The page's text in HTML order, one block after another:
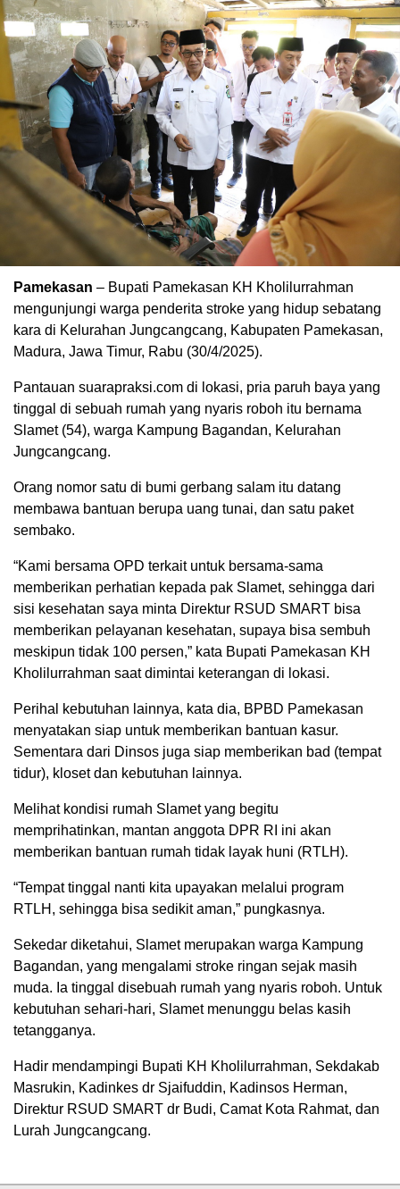
Pamekasan – Bupati Pamekasan KH Kholilurrahman
mengunjungi warga penderita stroke yang hidup sebatang
kara di Kelurahan Jungcangcang, Kabupaten Pamekasan,
Madura, Jawa Timur, Rabu (30/4/2025).
Pantauan suarapraksi.com di lokasi, pria paruh baya yang
tinggal di sebuah rumah yang nyaris roboh itu bernama
Slamet (54), warga Kampung Bagandan, Kelurahan
Jungcangcang.
Orang nomor satu di bumi gerbang salam itu datang
membawa bantuan berupa uang tunai, dan satu paket
sembako.
“Kami bersama OPD terkait untuk bersama-sama
memberikan perhatian kepada pak Slamet, sehingga dari
sisi kesehatan saya minta Direktur RSUD SMART bisa
memberikan pelayanan kesehatan, supaya bisa sembuh
meskipun tidak 100 persen,” kata Bupati Pamekasan KH
Kholilurrahman saat dimintai keterangan di lokasi.
Perihal kebutuhan lainnya, kata dia, BPBD Pamekasan
menyatakan siap untuk memberikan bantuan kasur.
Sementara dari Dinsos juga siap memberikan bad (tempat
tidur), kloset dan kebutuhan lainnya.
Melihat kondisi rumah Slamet yang begitu
memprihatinkan, mantan anggota DPR RI ini akan
memberikan bantuan rumah tidak layak huni (RTLH).
“Tempat tinggal nanti kita upayakan melalui program
RTLH, sehingga bisa sedikit aman,” pungkasnya.
Sekedar diketahui, Slamet merupakan warga Kampung
Bagandan, yang mengalami stroke ringan sejak masih
muda. Ia tinggal disebuah rumah yang nyaris roboh. Untuk
kebutuhan sehari-hari, Slamet menunggu belas kasih
tetangganya.
Hadir mendampingi Bupati KH Kholilurrahman, Sekdakab
Masrukin, Kadinkes dr Sjaifuddin, Kadinsos Herman,
Direktur RSUD SMART dr Budi, Camat Kota Rahmat, dan
Lurah Jungcangcang.